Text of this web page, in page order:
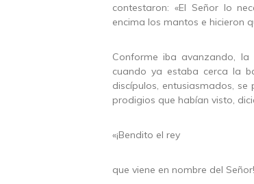
contestaron: «El Señor lo
encima los mantos e hicieron
Conforme iba avanzando,
cuando ya estaba cerca la
discípulos, entusiasmados,
prodigios que habían visto,
«¡Bendito el rey
que viene en nombre del Señor!